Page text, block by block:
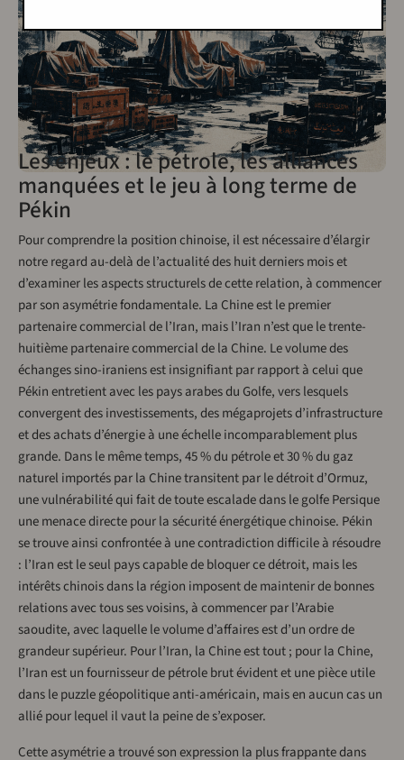
Les enjeux : le pétrole, les alliances
manquées et le jeu à long terme de
Pékin
Pour comprendre la position chinoise, il est nécessaire d’élargir
notre regard au-delà de l’actualité des huit derniers mois et
d’examiner les aspects structurels de cette relation, à commencer
par son asymétrie fondamentale. La Chine est le premier
partenaire commercial de l’Iran, mais l’Iran n’est que le trente-
huitième partenaire commercial de la Chine. Le volume des
échanges sino-iraniens est insignifiant par rapport à celui que
Pékin entretient avec les pays arabes du Golfe, vers lesquels
convergent des investissements, des mégaprojets d’infrastructure
et des achats d’énergie à une échelle incomparablement plus
grande. Dans le même temps, 45 % du pétrole et 30 % du gaz
naturel importés par la Chine transitent par le détroit d’Ormuz,
une vulnérabilité qui fait de toute escalade dans le golfe Persique
une menace directe pour la sécurité énergétique chinoise. Pékin
se trouve ainsi confrontée à une contradiction difficile à résoudre
: l’Iran est le seul pays capable de bloquer ce détroit, mais les
intérêts chinois dans la région imposent de maintenir de bonnes
relations avec tous ses voisins, à commencer par l’Arabie
saoudite, avec laquelle le volume d’affaires est d’un ordre de
grandeur supérieur. Pour l’Iran, la Chine est tout ; pour la Chine,
l’Iran est un fournisseur de pétrole brut évident et une pièce utile
dans le puzzle géopolitique anti-américain, mais en aucun cas un
allié pour lequel il vaut la peine de s’exposer.
Cette asymétrie a trouvé son expression la plus frappante dans